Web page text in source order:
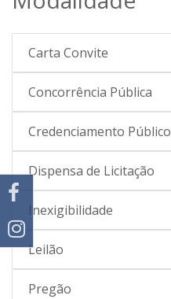
Carta Convite
Concorrência Pública
Credenciamento Público
Dispensa de Licitação
Inexigibilidade
Leilão
Pregão